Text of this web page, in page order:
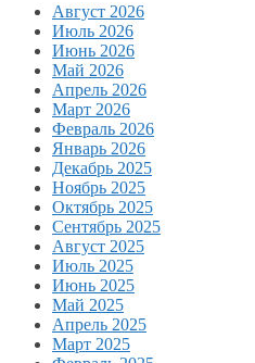
Август 2026
Июль 2026
Июнь 2026
Май 2026
Апрель 2026
Март 2026
Февраль 2026
Январь 2026
Декабрь 2025
Ноябрь 2025
Октябрь 2025
Сентябрь 2025
Август 2025
Июль 2025
Июнь 2025
Май 2025
Апрель 2025
Март 2025